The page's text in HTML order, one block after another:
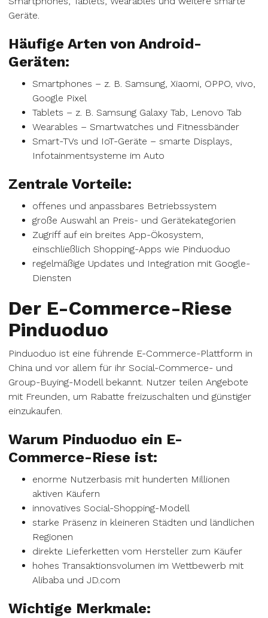
Geräte.
Häufige Arten von Android-
Geräten:
Smartphones – z. B. Samsung, Xiaomi, OPPO, vivo,
Google Pixel
Tablets – z. B. Samsung Galaxy Tab, Lenovo Tab
Wearables – Smartwatches und Fitnessbänder
Smart-TVs und IoT-Geräte – smarte Displays,
Infotainmentsysteme im Auto
Zentrale Vorteile:
offenes und anpassbares Betriebssystem
große Auswahl an Preis- und Gerätekategorien
Zugriff auf ein breites App-Ökosystem,
einschließlich Shopping-Apps wie Pinduoduo
regelmäßige Updates und Integration mit Google-
Diensten
Der E-Commerce-Riese
Pinduoduo
Pinduoduo ist eine führende E-Commerce-Plattform in
China und vor allem für ihr Social-Commerce- und
Group-Buying-Modell bekannt. Nutzer teilen Angebote
mit Freunden, um Rabatte freizuschalten und günstiger
einzukaufen.
Warum Pinduoduo ein E-
Commerce-Riese ist:
enorme Nutzerbasis mit hunderten Millionen
aktiven Käufern
innovatives Social-Shopping-Modell
starke Präsenz in kleineren Städten und ländlichen
Regionen
direkte Lieferketten vom Hersteller zum Käufer
hohes Transaktionsvolumen im Wettbewerb mit
Alibaba und JD.com
Wichtige Merkmale: